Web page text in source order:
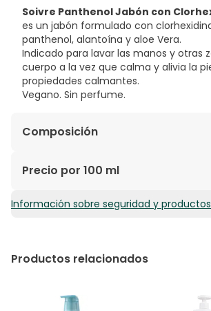
Soivre Panthenol Jabón con
es un jabón formulado con
panthenol, alantoína y aloe Vera.
Indicado para lavar las manos y otras
cuerpo a la vez que calma y alivia la
propiedades calmantes.
Vegano. Sin perfume.
Composición
Aqua, Sodium Laureth Sulfate,
Dea, Chlorhexidine Digluconate,
Barbadensis Leaf Juice,
Diacetate.
Precio por 100 ml
2,47€ / 100 ml
Información sobre seguridad y productos
Productos relacionados